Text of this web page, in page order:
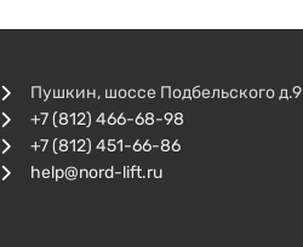
Пушкин, шоссе Подбельского д.9
+7 (812) 466-68-98
+7 (812) 451-66-86
help@nord-lift.ru